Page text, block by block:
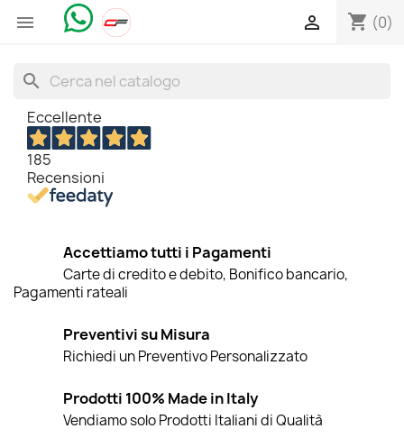
 shopping_cart (0)

search
Eccellente
185
Recensioni
Accettiamo tutti i Pagamenti
Carte di credito e debito, Bonifico bancario,
Pagamenti rateali
Preventivi su Misura
Richiedi un Preventivo Personalizzato
Prodotti 100% Made in Italy
Vendiamo solo Prodotti Italiani di Qualità